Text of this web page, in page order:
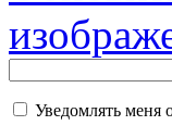
Уведомлять меня